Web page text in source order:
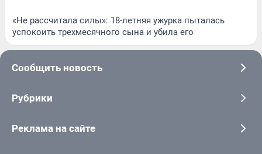
«Не рассчитала силы»: 18-летняя ужурка пыталась
успокоить трехмесячного сына и убила его
Сообщить новость
Рубрики
Реклама на сайте